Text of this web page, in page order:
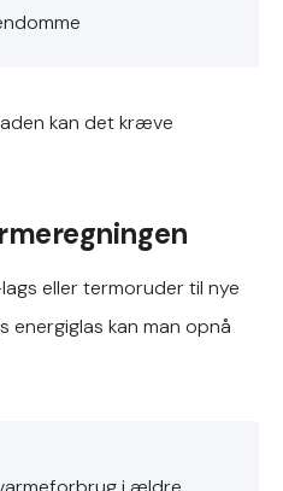
kan det kræve
eller termoruder til nye
energiglas kan man opnå